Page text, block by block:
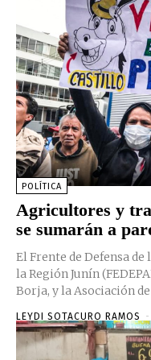
POLÍTICA
Agricultores y
se sumarán a
El Frente de Defensa
la Región Junín
Borja, y la Asociación
LEYDI SOTACURO RAMOS -